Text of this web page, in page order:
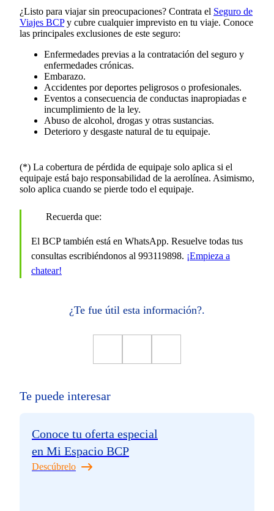
¿Listo para viajar sin preocupaciones? Contrata el Seguro de
Viajes BCPy cubre cualquier imprevisto en tu viaje. Conoce
las principales exclusiones de este seguro:
Enfermedades previas a la contratación del seguro y
enfermedades crónicas.
Embarazo.
Accidentes por deportes peligrosos o profesionales.
Eventos a consecuencia de conductas inapropiadas e
incumplimiento de la ley.
Abuso de alcohol, drogas y otras sustancias.
Deterioro y desgaste natural de tu equipaje.
(*) La cobertura de pérdida de equipaje solo aplica si el
equipaje está bajo responsabilidad de la aerolínea. Asimismo,
solo aplica cuando se pierde todo el equipaje.
Recuerda que:
El BCP también está en WhatsApp. Resuelve todas tus
consultas escribiéndonos al 993119898. ¡Empieza a
chatear!
¿Te fue útil esta información?.
Te puede interesar
Conoce tu oferta especial
en Mi Espacio BCP
Descúbrelo